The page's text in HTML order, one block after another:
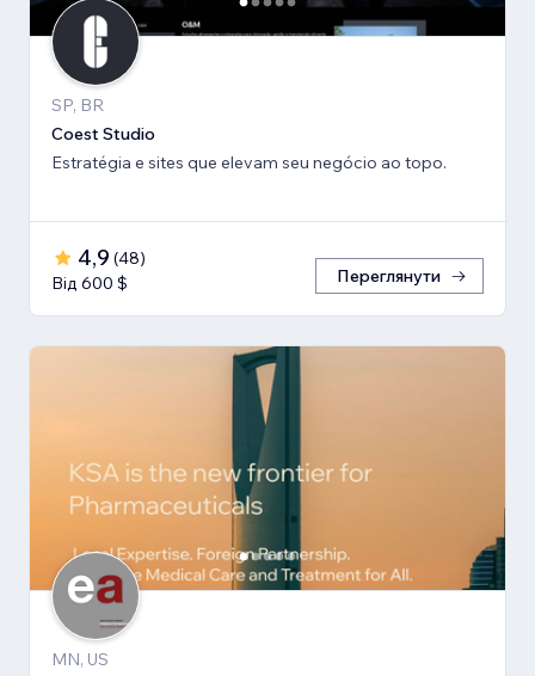
SP, BR
Coest Studio
Estratégia e sites que elevam seu negócio ao topo.
4,9 (48)
Від 600 $
Переглянути
MN, US